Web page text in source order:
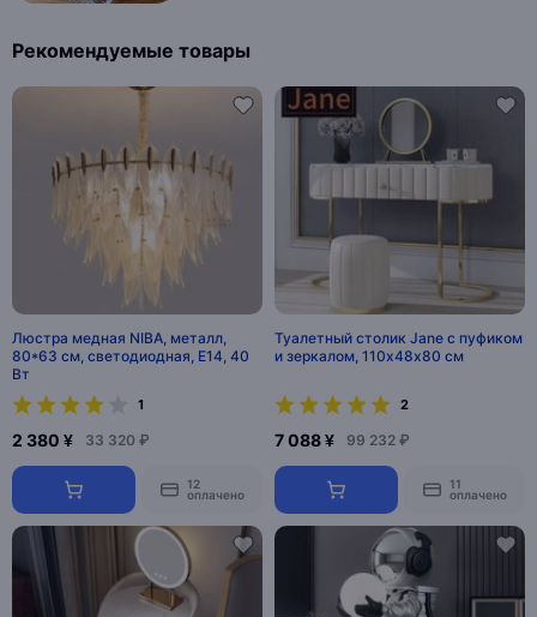
Рекомендуемые товары
Люстра медная NIBA, металл,
80*63 см, светодиодная, E14, 40
Вт
1
2 380 ¥ 33 320 ₽
12
оплачено
Туалетный столик Jane с пуфиком
и зеркалом, 110х48х80 см
2
7 088 ¥ 99 232 ₽
11
оплачено